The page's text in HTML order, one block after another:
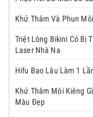
Khử Thâm Và Phun
Triệt Lông Bikini Có Bị
Laser Nhà Na
Hifu Bao Lâu Làm 1
Khử Thâm Môi Kiêng
Màu Đẹp